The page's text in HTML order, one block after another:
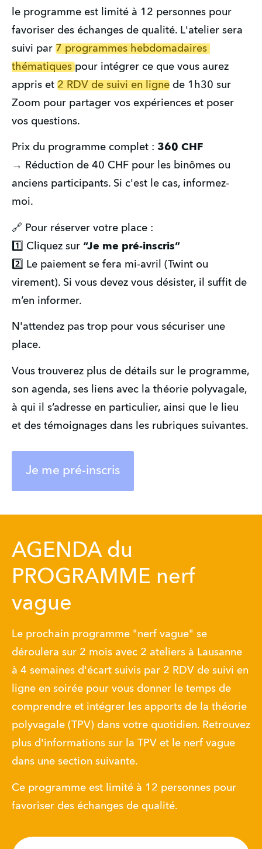
le programme est limité à 12 personnes pour
favoriser des échanges de qualité. L'atelier sera
suivi par 7 programmes hebdomadaires
thématiques pour intégrer ce que vous aurez
appris et 2 RDV de suivi en ligne de 1h30 sur
Zoom pour partager vos expériences et poser
vos questions.
Prix du programme complet : 360 CHF
→ Réduction de 40 CHF pour les binômes ou
anciens participants. Si c'est le cas, informez-
moi.
🔗 Pour réserver votre place :
1️⃣ Cliquez sur “Je me pré-inscris”
2️⃣ Le paiement se fera mi-avril (Twint ou
virement). Si vous devez vous désister, il suffit de
m’en informer.
N'attendez pas trop pour vous sécuriser une
place.
Vous trouverez plus de détails sur le programme,
son agenda, ses liens avec la théorie polyvagale,
à qui il s’adresse en particulier, ainsi que le lieu
et des témoignages dans les rubriques suivantes.
Je me pré-inscris
AGENDA du
PROGRAMME nerf
vague
Le prochain programme "nerf vague" se
déroulera sur 2 mois avec 2 ateliers à Lausanne
à 4 semaines d'écart suivis par 2 RDV de suivi en
ligne en soirée pour vous donner le temps de
comprendre et intégrer les apports de la théorie
polyvagale (TPV) dans votre quotidien. Retrouvez
plus d'informations sur la TPV et le nerf vague
dans une section suivante.
Ce programme est limité à 12 personnes pour
favoriser des échanges de qualité.